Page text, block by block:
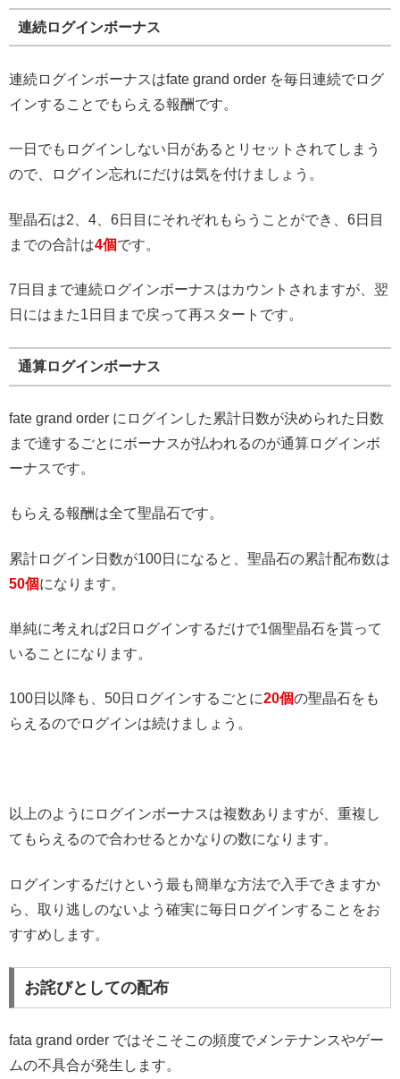
連続ログインボーナス
連続ログインボーナスはfate grand order を毎日連続でログ
インすることでもらえる報酬です。
一日でもログインしない日があるとリセットされてしまう
ので、ログイン忘れにだけは気を付けましょう。
聖晶石は2、4、6日目にそれぞれもらうことができ、6日目
までの合計は4個です。
7日目まで連続ログインボーナスはカウントされますが、翌
日にはまた1日目まで戻って再スタートです。
通算ログインボーナス
fate grand order にログインした累計日数が決められた日数
まで達するごとにボーナスが払われるのが通算ログインボ
ーナスです。
もらえる報酬は全て聖晶石です。
累計ログイン日数が100日になると、聖晶石の累計配布数は
50個になります。
単純に考えれば2日ログインするだけで1個聖晶石を貰って
いることになります。
100日以降も、50日ログインするごとに20個の聖晶石をも
らえるのでログインは続けましょう。
以上のようにログインボーナスは複数ありますが、重複し
てもらえるので合わせるとかなりの数になります。
ログインするだけという最も簡単な方法で入手できますか
ら、取り逃しのないよう確実に毎日ログインすることをお
すすめします。
お詫びとしての配布
fata grand order ではそこそこの頻度でメンテナンスやゲー
ムの不具合が発生します。